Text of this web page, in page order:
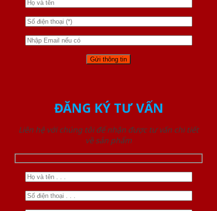
ĐĂNG KÝ TƯ VẤN
Liên hệ với chúng tôi để nhận được tư vấn chi tiết
về sản phẩm